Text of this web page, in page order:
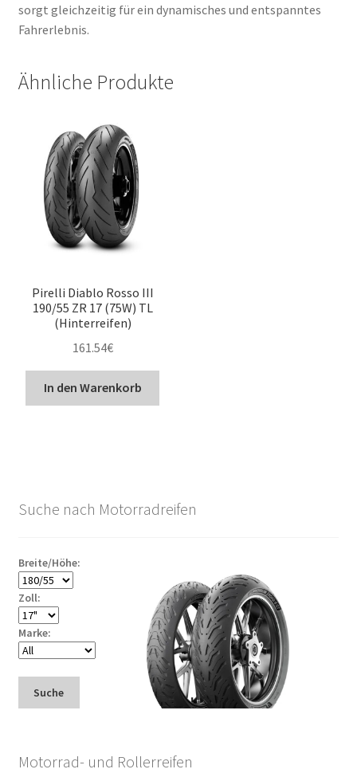
sorgt gleichzeitig für ein dynamisches und entspanntes
Fahrerlebnis.
Ähnliche Produkte
Pirelli Diablo Rosso III
190/55 ZR 17 (75W) TL
(Hinterreifen)
161.54€
In den Warenkorb
Suche nach Motorradreifen
Breite/Höhe:
Zoll:
Marke:
Suche
Motorrad- und Rollerreifen